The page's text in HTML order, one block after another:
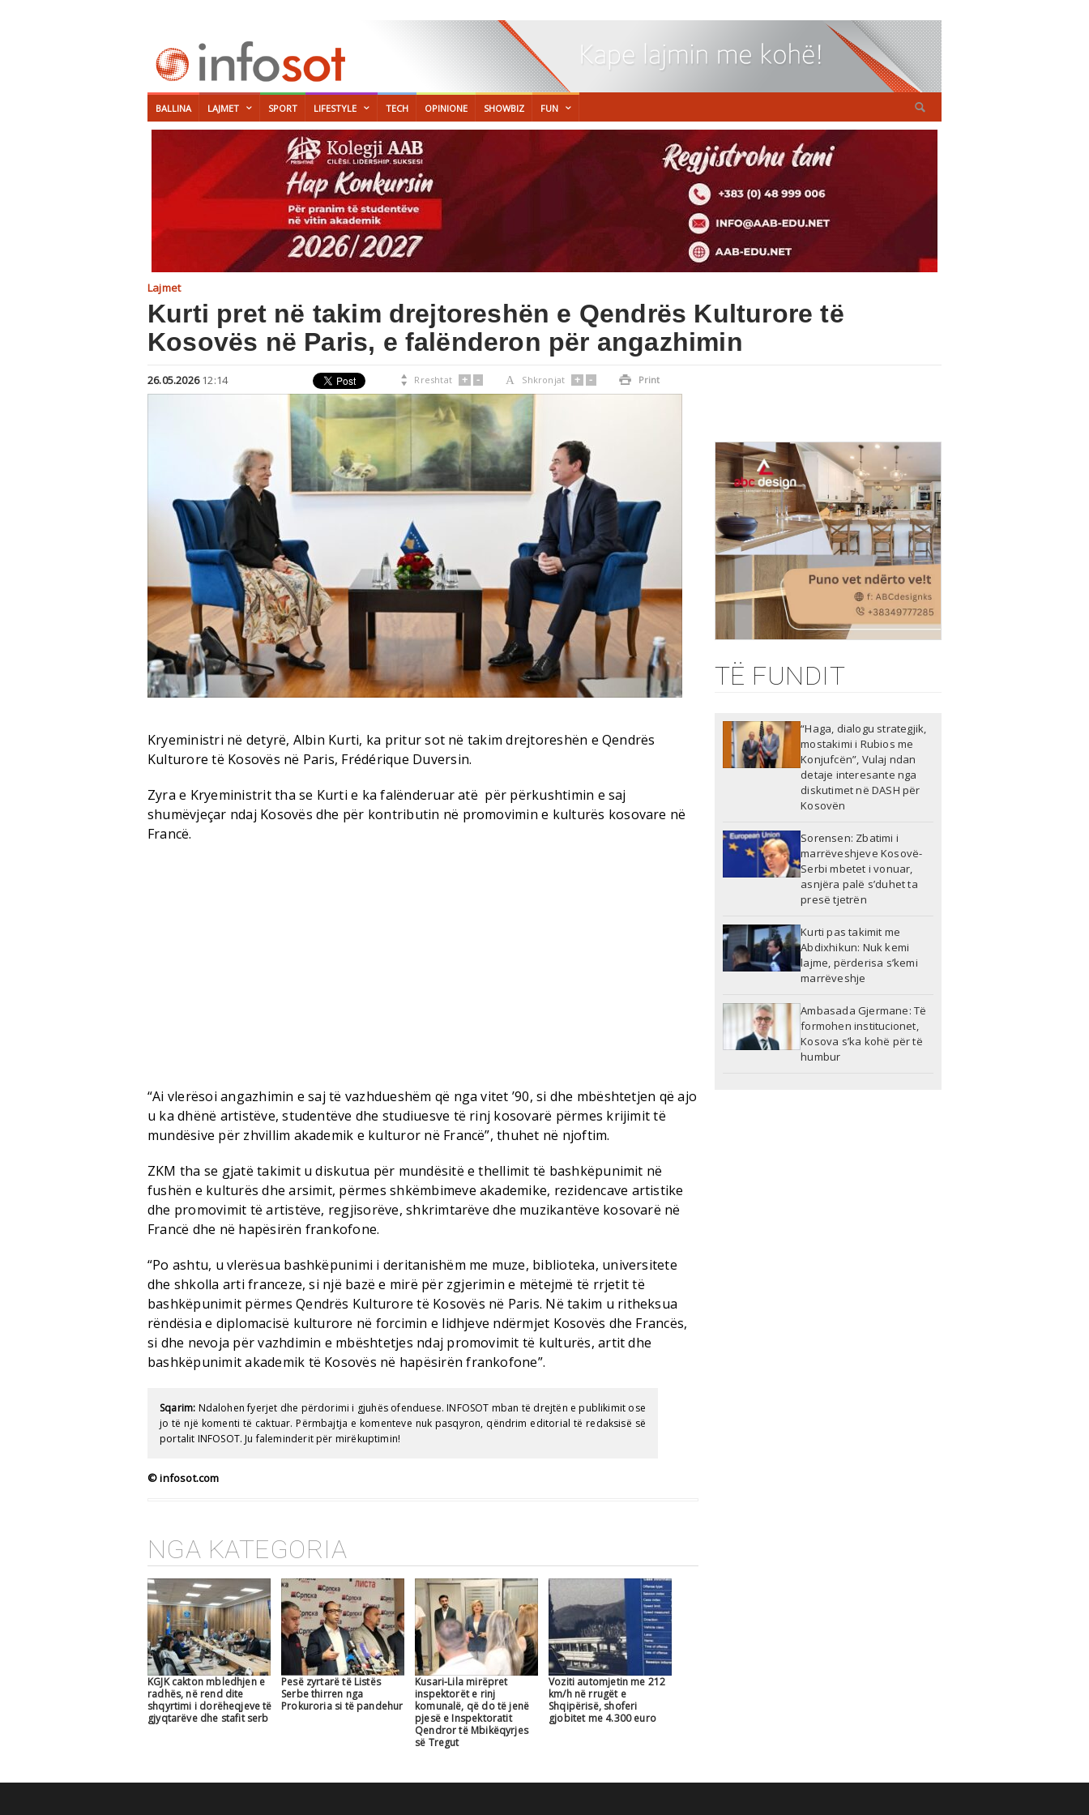
BALLINA LAJMET SPORT LIFESTYLE TECH OPINIONE SHOWBIZ FUN
Lajmet
Kurti pret në takim drejtoreshën e Qendrës Kulturore të
Kosovës në Paris, e falënderon për angazhimin
26.05.2026 12:14  Rreshtat + - A Shkronjat + -  Print
Kryeministri në detyrë, Albin Kurti, ka pritur sot në takim drejtoreshën e Qendrës
Kulturore të Kosovës në Paris, Frédérique Duversin.
Zyra e Kryeministrit tha se Kurti e ka falënderuar atë për përkushtimin e saj
shumëvjeçar ndaj Kosovës dhe për kontributin në promovimin e kulturës kosovare në
Francë.
“Ai vlerësoi angazhimin e saj të vazhdueshëm që nga vitet ’90, si dhe mbështetjen që ajo
u ka dhënë artistëve, studentëve dhe studiuesve të rinj kosovarë përmes krijimit të
mundësive për zhvillim akademik e kulturor në Francë”, thuhet në njoftim.
ZKM tha se gjatë takimit u diskutua për mundësitë e thellimit të bashkëpunimit në
fushën e kulturës dhe arsimit, përmes shkëmbimeve akademike, rezidencave artistike
dhe promovimit të artistëve, regjisorëve, shkrimtarëve dhe muzikantëve kosovarë në
Francë dhe në hapësirën frankofone.
“Po ashtu, u vlerësua bashkëpunimi i deritanishëm me muze, biblioteka, universitete
dhe shkolla arti franceze, si një bazë e mirë për zgjerimin e mëtejmë të rrjetit të
bashkëpunimit përmes Qendrës Kulturore të Kosovës në Paris. Në takim u ritheksua
rëndësia e diplomacisë kulturore në forcimin e lidhjeve ndërmjet Kosovës dhe Francës,
si dhe nevoja për vazhdimin e mbështetjes ndaj promovimit të kulturës, artit dhe
bashkëpunimit akademik të Kosovës në hapësirën frankofone”.
Sqarim: Ndalohen fyerjet dhe përdorimi i gjuhës ofenduese. INFOSOT mban të drejtën e publikimit ose
jo të një komenti të caktuar. Përmbajtja e komenteve nuk pasqyron, qëndrim editorial të redaksisë së
portalit INFOSOT. Ju faleminderit për mirëkuptimin!
© infosot.com
NGA KATEGORIA
KGJK cakton mbledhjen e
radhës, në rend dite
shqyrtimi i dorëheqjeve të
gjyqtarëve dhe stafit serb
Pesë zyrtarë të Listës
Serbe thirren nga
Prokuroria si të pandehur
Kusari-Lila mirëpret
inspektorët e rinj
komunalë, që do të jenë
pjesë e Inspektoratit
Qendror të Mbikëqyrjes
së Tregut
Voziti automjetin me 212
km/h në rrugët e
Shqipërisë, shoferi
gjobitet me 4.300 euro
TË FUNDIT
“Haga, dialogu strategjik,
mostakimi i Rubios me
Konjufcën”, Vulaj ndan
detaje interesante nga
diskutimet në DASH për
Kosovën
Sorensen: Zbatimi i
marrëveshjeve Kosovë-
Serbi mbetet i vonuar,
asnjëra palë s’duhet ta
presë tjetrën
Kurti pas takimit me
Abdixhikun: Nuk kemi
lajme, përderisa s’kemi
marrëveshje
Ambasada Gjermane: Të
formohen institucionet,
Kosova s’ka kohë për të
humbur